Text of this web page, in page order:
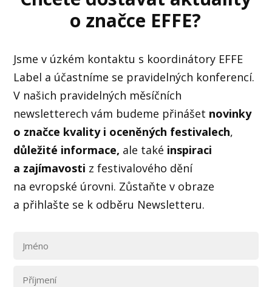
o značce EFFE?
Jsme v úzkém kontaktu s koordinátory EFFE
Label a účastníme se pravidelných konferencí.
V našich pravidelných měsíčních
newsletterech vám budeme přinášet novinky
o značce kvality i oceněných festivalech,
důležité informace, ale také inspiraci
a zajímavosti z festivalového dění
na evropské úrovni. Zůstaňte v obraze
a přihlašte se k odběru Newsletteru.